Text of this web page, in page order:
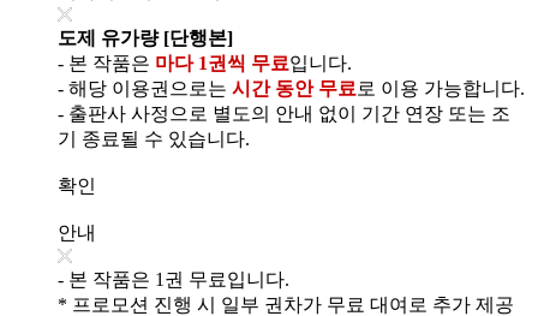
도제 유가량 [단행본]
- 본 작품은 마다 1권씩 무료입니다.
- 해당 이용권으로는 시간 동안 무료 로 이용 가능합니다.
- 출판사 사정으로 별도의 안내 없이 기간 연장 또는 조
기 종료될 수 있습니다.
확인
안내
- 본 작품은 1권 무료입니다.
* 프로모션 진행 시 일부 권차가 무료 대여로 추가 제공